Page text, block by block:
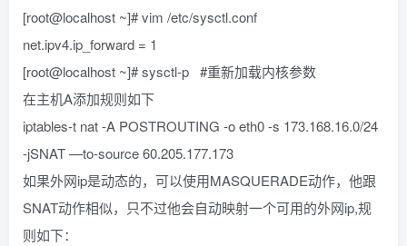
[root@localhost ~]# vim /etc/sysctl.conf
net.ipv4.ip_forward = 1
[root@localhost ~]# sysctl-p #重新加载内核参数
在主机A添加规则如下
iptables-t nat -A POSTROUTING -o eth0 -s 173.168.16.0/24
-jSNAT —to-source 60.205.177.173
如果外网ip是动态的，可以使用MASQUERADE动作，他跟
SNAT动作相似，只不过他会自动映射一个可用的外网ip,规
则如下：